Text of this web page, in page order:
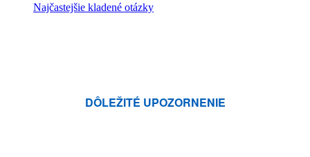
Najčastejšie kladené otázky
DÔLEŽITÉ UPOZORNENIE